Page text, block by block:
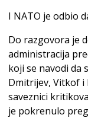
I NATO je odbio
Do razgovora je
administracija
koji se navodi da
Dmitrijev, Vitkof i
saveznici
je pokrenulo